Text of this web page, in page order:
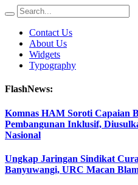
Contact Us
About Us
Widgets
Typography
FlashNews:
Komnas HAM Soroti Capaian
Pembangunan Inklusif,
Nasional
Ungkap Jaringan Sindikat
Banyuwangi, URC Macan